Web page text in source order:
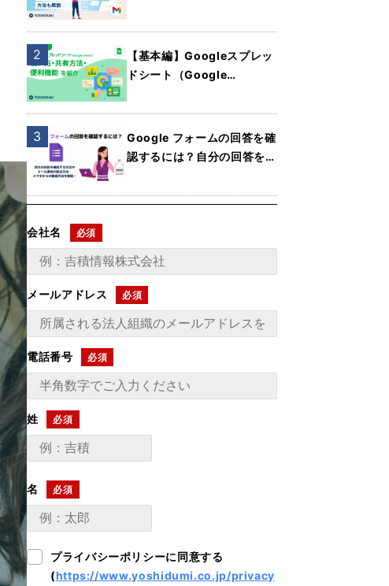
も解説
【基本編】Googleスプレッ
ドシート（Google
法・便利機能を紹介
Google フォームの回答を確
認するには？自分の回答を確
定方法・スマホからの確認方
会社名
メールアドレス
電話番号
姓
名
プライバシーポリシーに同意する
(https://www.yoshidumi.co.jp/privacy